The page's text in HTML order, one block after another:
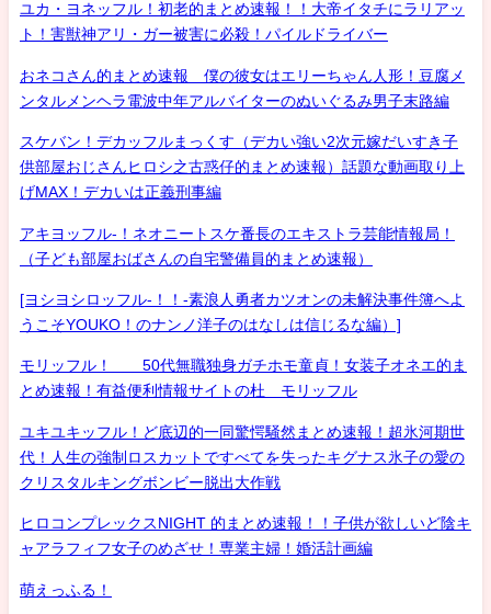
ユカ・ヨネッフル！初老的まとめ速報！！大帝イタチにラリアッ
ト！害獣神アリ・ガー被害に必殺！パイルドライバー
おネコさん的まとめ速報 僕の彼女はエリーちゃん人形！豆腐メ
ンタルメンヘラ電波中年アルバイターのぬいぐるみ男子末路編
スケバン！デカッフルまっくす（デカい強い2次元嫁だいすき子
供部屋おじさんヒロシ之古惑仔的まとめ速報）話題な動画取り上
げMAX！デカいは正義刑事編
アキヨッフル-！ネオニートスケ番長のエキストラ芸能情報局！
（子ども部屋おばさんの自宅警備員的まとめ速報）
[ヨシヨシロッフル-！！-素浪人勇者カツオンの未解決事件簿へよ
うこそYOUKO！のナンノ洋子のはなしは信じるな編）]
モリッフル！ 50代無職独身ガチホモ童貞！女装子オネエ的ま
とめ速報！有益便利情報サイトの杜 モリッフル
ユキユキッフル！ど底辺的一同驚愕騒然まとめ速報！超氷河期世
代！人生の強制ロスカットですべてを失ったキグナス氷子の愛の
クリスタルキングボンビー脱出大作戦
ヒロコンプレックスNIGHT 的まとめ速報！！子供が欲しいど陰キ
ャアラフィフ女子のめざせ！専業主婦！婚活計画編
萌えっふる！